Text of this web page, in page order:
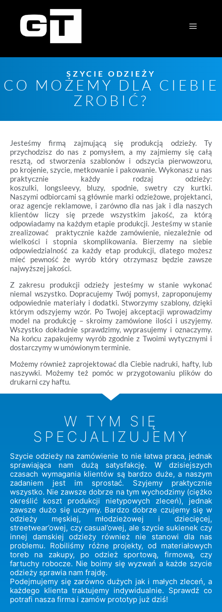
SZYCIE ODZIEŻY
CO MOŻEMY DLA CIEBIE
ZROBIĆ?
Jesteśmy firmą zajmującą się produkcją odzieży. Ty
przychodzisz do nas z pomysłem, a my zajmiemy się całą
resztą, od stworzenia szablonówi odszycia pierwowzoru,
po krojenie, szycie, metkowanie i pakowanie. Wykonasz u nas
praktycznie każdy rodzaj odzieży:
koszulki, longsleevy, bluzy,spodnie, swetryczy kurtki.
Naszymi odbiorcami są głównie marki odzieżowe, projektanci,
orazagencje reklamowe, i zarówno dla nas jak i dla naszych
klientów liczy się przede wszystkim jakość, za którą
odpowiadamy na każdym etapie produkcji. Jesteśmy w stanie
zrealizować praktycznie każde zamówienie, niezależnie od
wielkości i stopnia skomplikowania. Bierzemy na siebie
odpowiedzialność za każdy etap produkcji, dlatego możesz
mieć pewność że wyrób który otrzymasz będzie zawsze
najwyższej jakości.
Z zakresu produkcji odzieży jesteśmy w stanie wykonać
niemal wszystko. Dopracujemy Twój pomysł, zaproponujemy
odpowiednie materiały i dodatki. Stworzymy szablony, dzięki
którym odszyjemy wzór. Po Twojej akceptacji wprowadzimy
model na produkcję – skroimy zamówione ilości i uszyjemy.
Wszystko dokładnie sprawdzimy, wyprasujemy i oznaczymy.
Na końcu zapakujemy wyrób zgodnie z Twoimi wytycznymi i
dostarczymy w umówionym terminie.
Możemy również zaprojektować dla Ciebie nadruki, hafty, lub
naszywki. Możemy też pomóc w przygotowaniu plików do
drukarni czy haftu.
W TYM SIĘ
SPECJALIZUJEMY
Szycie odzieży na zamówienie to nie łatwa praca, jednak
sprawiająca nam dużą satysfakcję. W dzisiejszych
czasach wymagania klientów są bardzo duże, a naszym
zadaniem jest im sprostać. Szyjemy praktycznie
wszystko. Nie zawsze dobrze na tym wychodzimy (ciężko
określić koszt produkcji nietypowych zleceń), jednak
zawsze dużo się uczymy. Bardzo dobrze czujemy się w
odzieży męskiej, młodzieżowej i dziecięcej,
streetwear’owej, czy casual’owej, ale szycie sukienek czy
innej damskiej odzieży również nie stanowi dla nas
problemu. Robiliśmy różne projekty, od materiałowych
toreb na zakupy, po odzież sportową, firmową, czy
fartuchy robocze. Nie boimy się wyzwań a każde szycie
odzieży sprawia nam frajdę.
Podejmujemy się zarówno dużych jak i małych zleceń, a
każdego klienta traktujemy indywidualnie. Sprawdź co
potrafi nasza firma i zamów prototyp już dziś!